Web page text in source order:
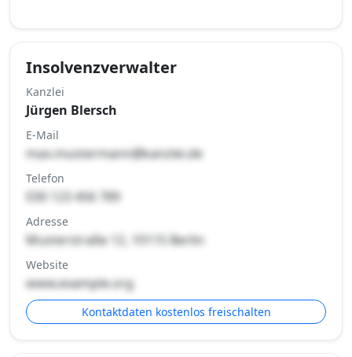
Insolvenzverwalter
Kanzlei
Jürgen Blersch
E-Mail
max.mustermann@kanzlei.de
Telefon
030 123 456 789
Adresse
Musterstraße 12, 10115 Berlin
Website
www.example.org
Kontaktdaten kostenlos freischalten